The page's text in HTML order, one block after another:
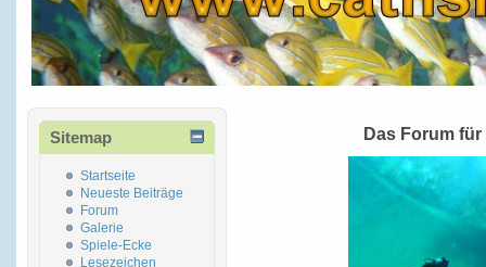
Sitemap
Startseite
Neueste Beiträge
Forum
Galerie
Spiele-Ecke
Lesezeichen
Das Forum